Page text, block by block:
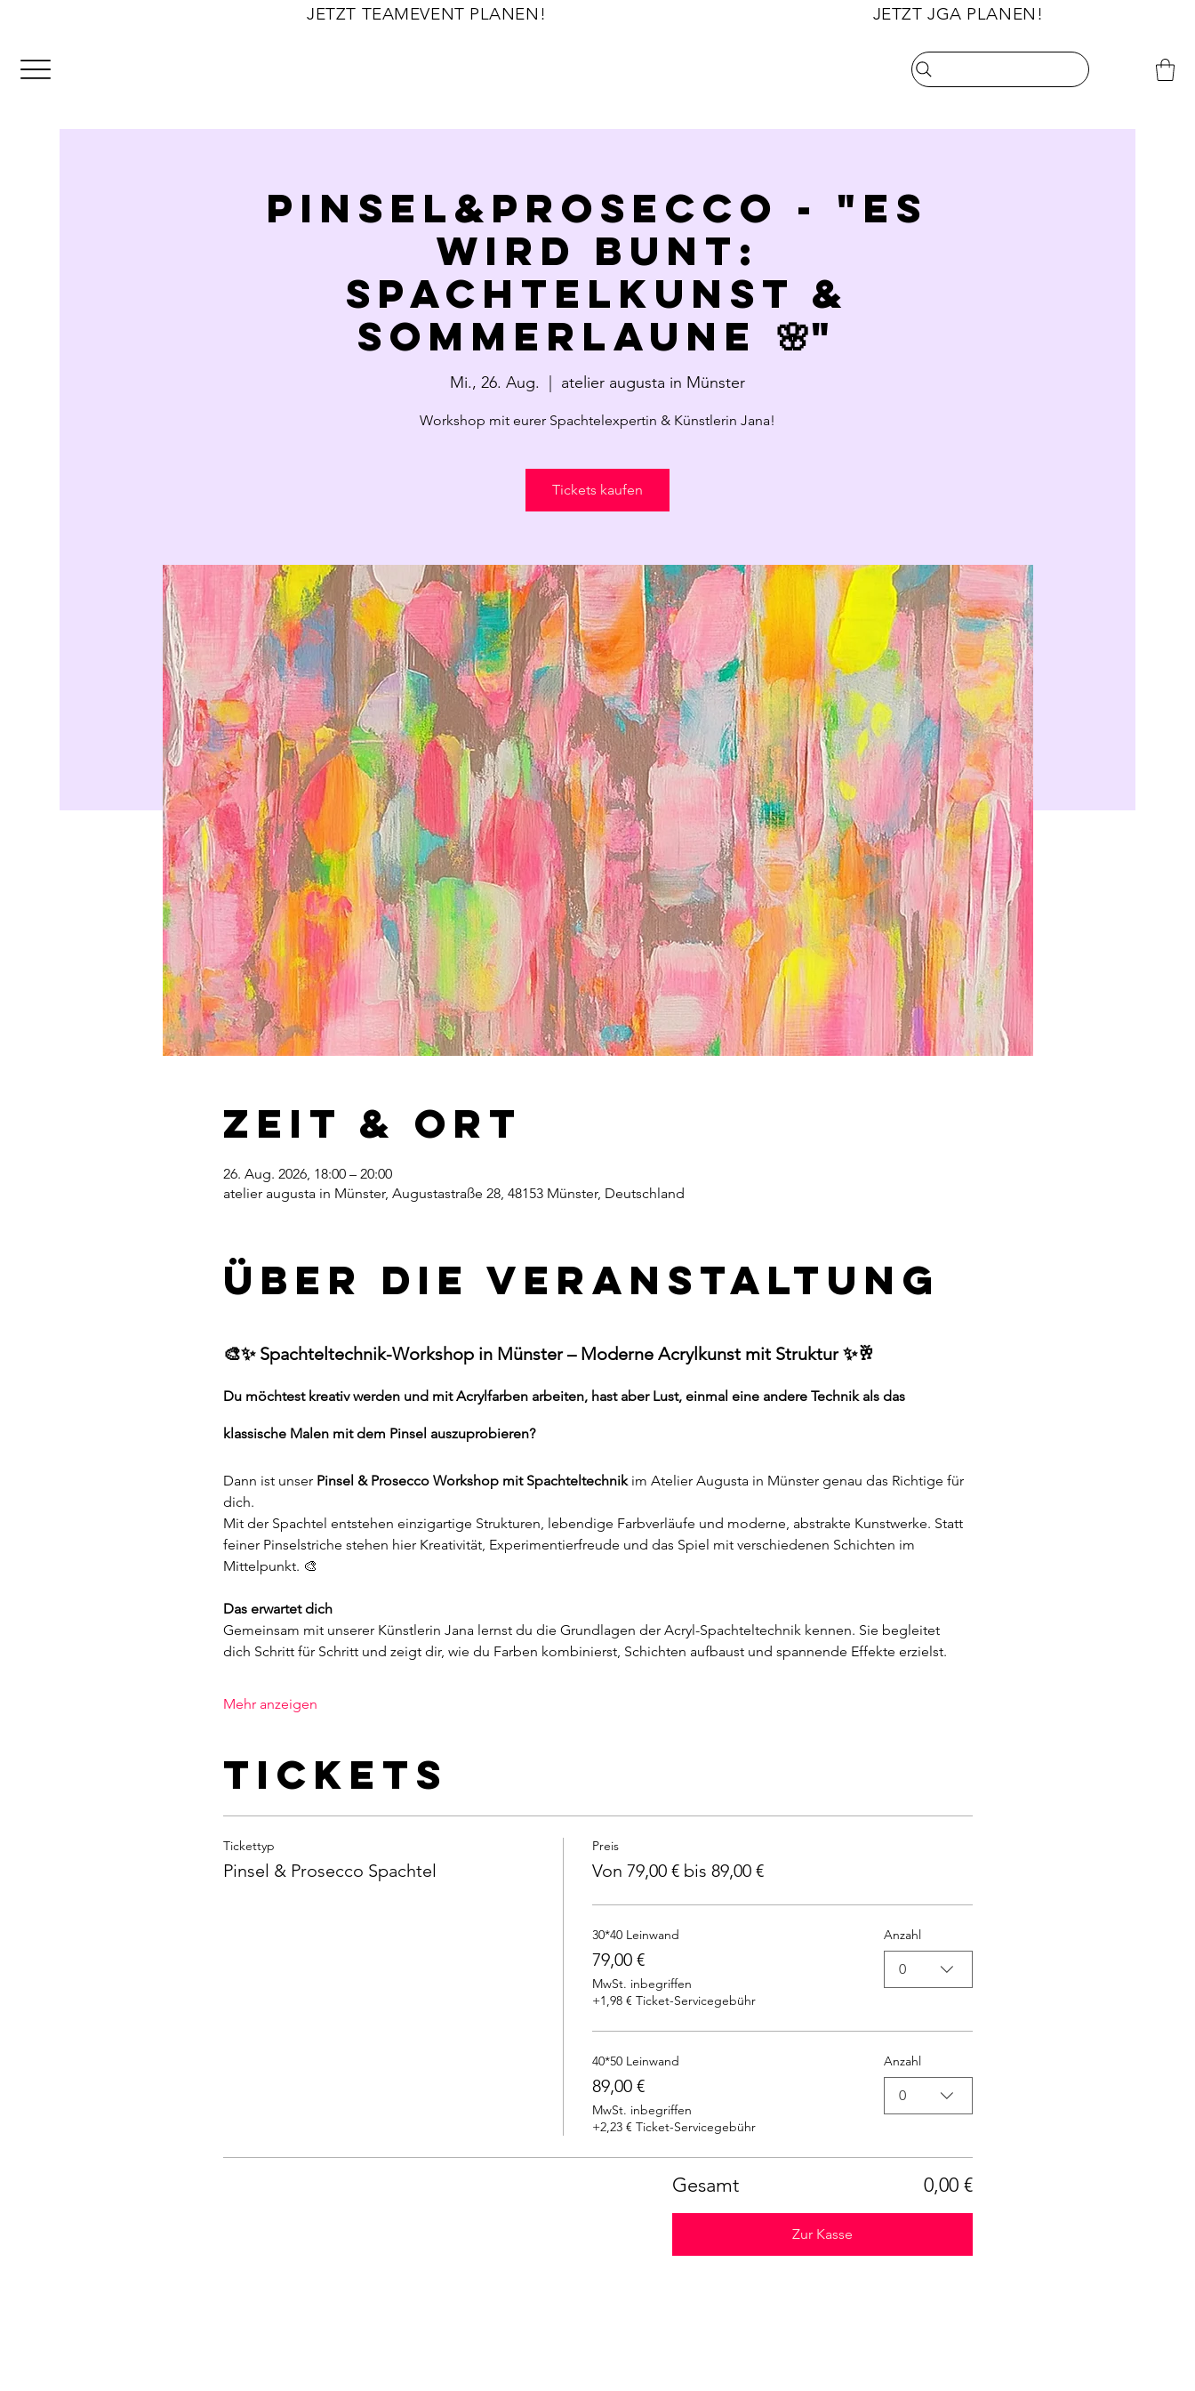
                                                              JETZT TEAMEVENT PLANEN!                                                                  JETZT JGA PLANEN!
PINSEL&PROSECCO - "Es
wird bunt:
Spachtelkunst &
Sommerlaune 🌸"
Mi., 26. Aug. atelier augusta in Münster
Workshop mit eurer Spachtelexpertin & Künstlerin Jana!
Tickets kaufen
Zeit & Ort
26. Aug. 2026, 18:00 – 20:00
atelier augusta in Münster, Augustastraße 28, 48153 Münster, Deutschland
Über die Veranstaltung
🎨✨ Spachteltechnik-Workshop in Münster – Moderne Acrylkunst mit Struktur ✨🥂
Du möchtest kreativ werden und mit Acrylfarben arbeiten, hast aber Lust, einmal eine andere Technik als das
klassische Malen mit dem Pinsel auszuprobieren?
Dann ist unser Pinsel & Prosecco Workshop mit Spachteltechnik im Atelier Augusta in Münster genau das Richtige für
dich.
Mit der Spachtel entstehen einzigartige Strukturen, lebendige Farbverläufe und moderne, abstrakte Kunstwerke. Statt
feiner Pinselstriche stehen hier Kreativität, Experimentierfreude und das Spiel mit verschiedenen Schichten im
Mittelpunkt. 🎨
Das erwartet dich
Gemeinsam mit unserer Künstlerin Jana lernst du die Grundlagen der Acryl-Spachteltechnik kennen. Sie begleitet
dich Schritt für Schritt und zeigt dir, wie du Farben kombinierst, Schichten aufbaust und spannende Effekte erzielst.
Mehr anzeigen
Tickets
Tickettyp
Pinsel & Prosecco Spachtel
Preis
Von 79,00 € bis 89,00 €
30*40 Leinwand
79,00 €
MwSt. inbegriffen
+1,98 € Ticket-Servicegebühr
Anzahl
0
40*50 Leinwand
89,00 €
MwSt. inbegriffen
+2,23 € Ticket-Servicegebühr
Anzahl
0
Gesamt 0,00 €
Zur Kasse